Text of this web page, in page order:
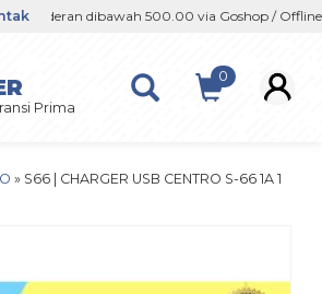
Orderan dibawah 500.00 via Goshop / Offline /
Prima
0
» S66 | CHARGER USB CENTRO S-66 1A 1